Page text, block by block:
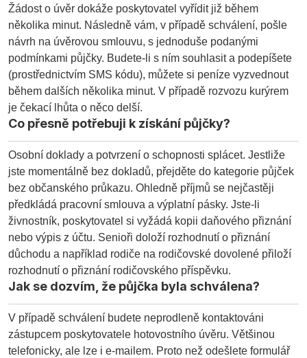
Žádost o úvěr dokáže poskytovatel vyřídit již během
několika minut. Následně vám, v případě schválení, pošle
návrh na úvěrovou smlouvu, s jednoduše podanými
podmínkami půjčky. Budete-li s ním souhlasit a podepíšete
(prostřednictvím SMS kódu), můžete si peníze vyzvednout
během dalších několika minut. V případě rozvozu kurýrem
je čekací lhůta o něco delší.
Co přesně potřebuji k získání půjčky?
Osobní doklady a potvrzení o schopnosti splácet. Jestliže
jste momentálně bez dokladů, přejděte do kategorie půjček
bez občanského průkazu. Ohledně příjmů se nejčastěji
předkládá pracovní smlouva a výplatní pásky. Jste-li
živnostník, poskytovatel si vyžádá kopii daňového přiznání
nebo výpis z účtu. Senioři doloží rozhodnutí o přiznání
důchodu a například rodiče na rodičovské dovolené přiloží
rozhodnutí o přiznání rodičovského příspěvku.
Jak se dozvím, že půjčka byla schválena?
V případě schválení budete neprodleně kontaktováni
zástupcem poskytovatele hotovostního úvěru. Většinou
telefonicky, ale lze i e-mailem. Proto než odešlete formulář